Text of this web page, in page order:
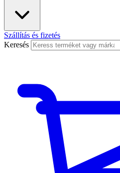
Szállítás és fizetés
Keresés